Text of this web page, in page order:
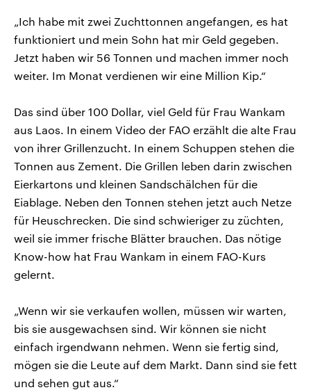
„Ich habe mit zwei Zuchttonnen angefangen, es hat
funktioniert und mein Sohn hat mir Geld gegeben.
Jetzt haben wir 56 Tonnen und machen immer noch
weiter. Im Monat verdienen wir eine Million Kip.“
Das sind über 100 Dollar, viel Geld für Frau Wankam
aus Laos. In einem Video der FAO erzählt die alte Frau
von ihrer Grillenzucht. In einem Schuppen stehen die
Tonnen aus Zement. Die Grillen leben darin zwischen
Eierkartons und kleinen Sandschälchen für die
Eiablage. Neben den Tonnen stehen jetzt auch Netze
für Heuschrecken. Die sind schwieriger zu züchten,
weil sie immer frische Blätter brauchen. Das nötige
Know-how hat Frau Wankam in einem FAO-Kurs
gelernt.
„Wenn wir sie verkaufen wollen, müssen wir warten,
bis sie ausgewachsen sind. Wir können sie nicht
einfach irgendwann nehmen. Wenn sie fertig sind,
mögen sie die Leute auf dem Markt. Dann sind sie fett
und sehen gut aus.“